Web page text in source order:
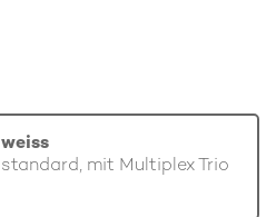
weiss
standard, mit Multiplex Trio